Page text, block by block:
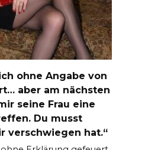
ohne Angabe von
aber am nächsten
seine Frau eine
Du musst
verschwiegen hat.“